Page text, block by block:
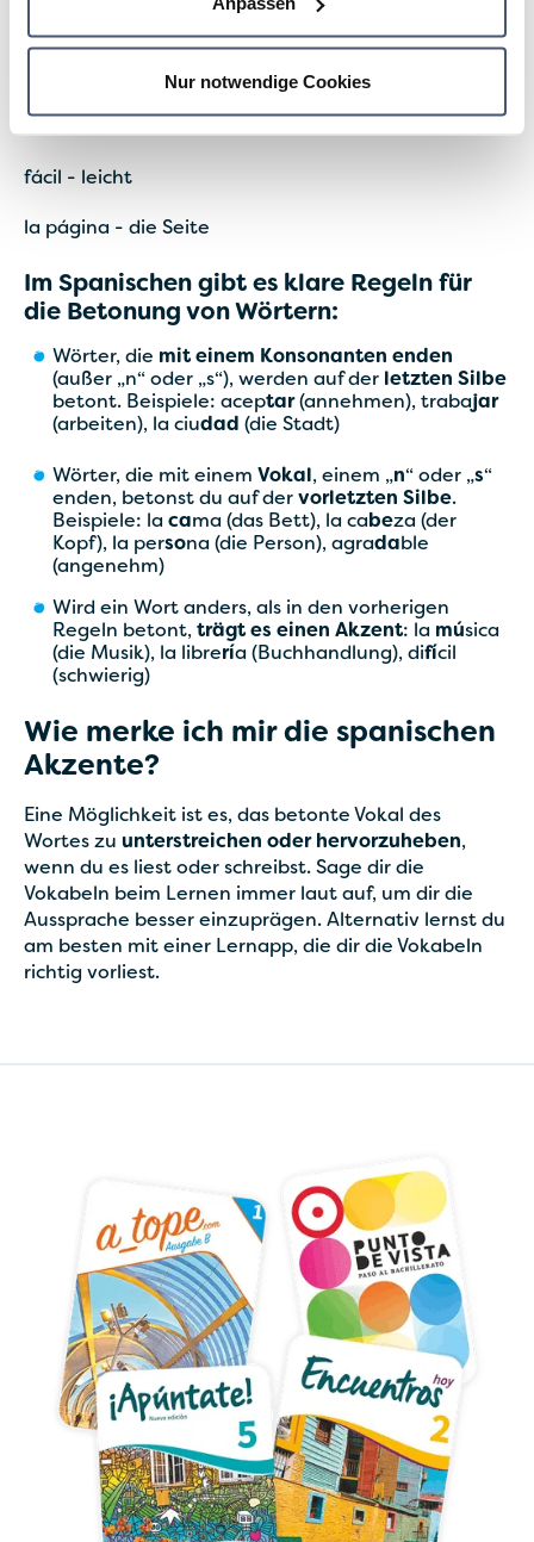
Nur notwendige Cookies
fácil - leicht
la página - die Seite
Im Spanischen gibt es klare Regeln für
die Betonung von Wörtern:
Wörter, die mit einem Konsonanten enden
(außer „n“ oder „s“), werden auf der letzten Silbe
betont. Beispiele: aceptar(annehmen), trabajar
(arbeiten), la ciudad (die Stadt)
Wörter, die mit einem Vokal, einem „n“ oder „s“
enden, betonst du auf der vorletzten Silbe.
Beispiele: la cama (das Bett), la cabeza (der
Kopf), la persona (die Person), agradable
(angenehm)
Wird ein Wort anders, als in den vorherigen
Regeln betont, trägt es einen Akzent: la música
(die Musik), la librería (Buchhandlung), difícil
(schwierig)
Wie merke ich mir die spanischen
Akzente?
Eine Möglichkeit ist es, das betonte Vokal des
Wortes zu unterstreichen oder hervorzuheben,
wenn du es liest oder schreibst. Sage dir die
Vokabeln beim Lernen immer laut auf, um dir die
Aussprache besser einzuprägen. Alternativ lernst du
am besten mit einer Lernapp, die dir die Vokabeln
richtig vorliest.